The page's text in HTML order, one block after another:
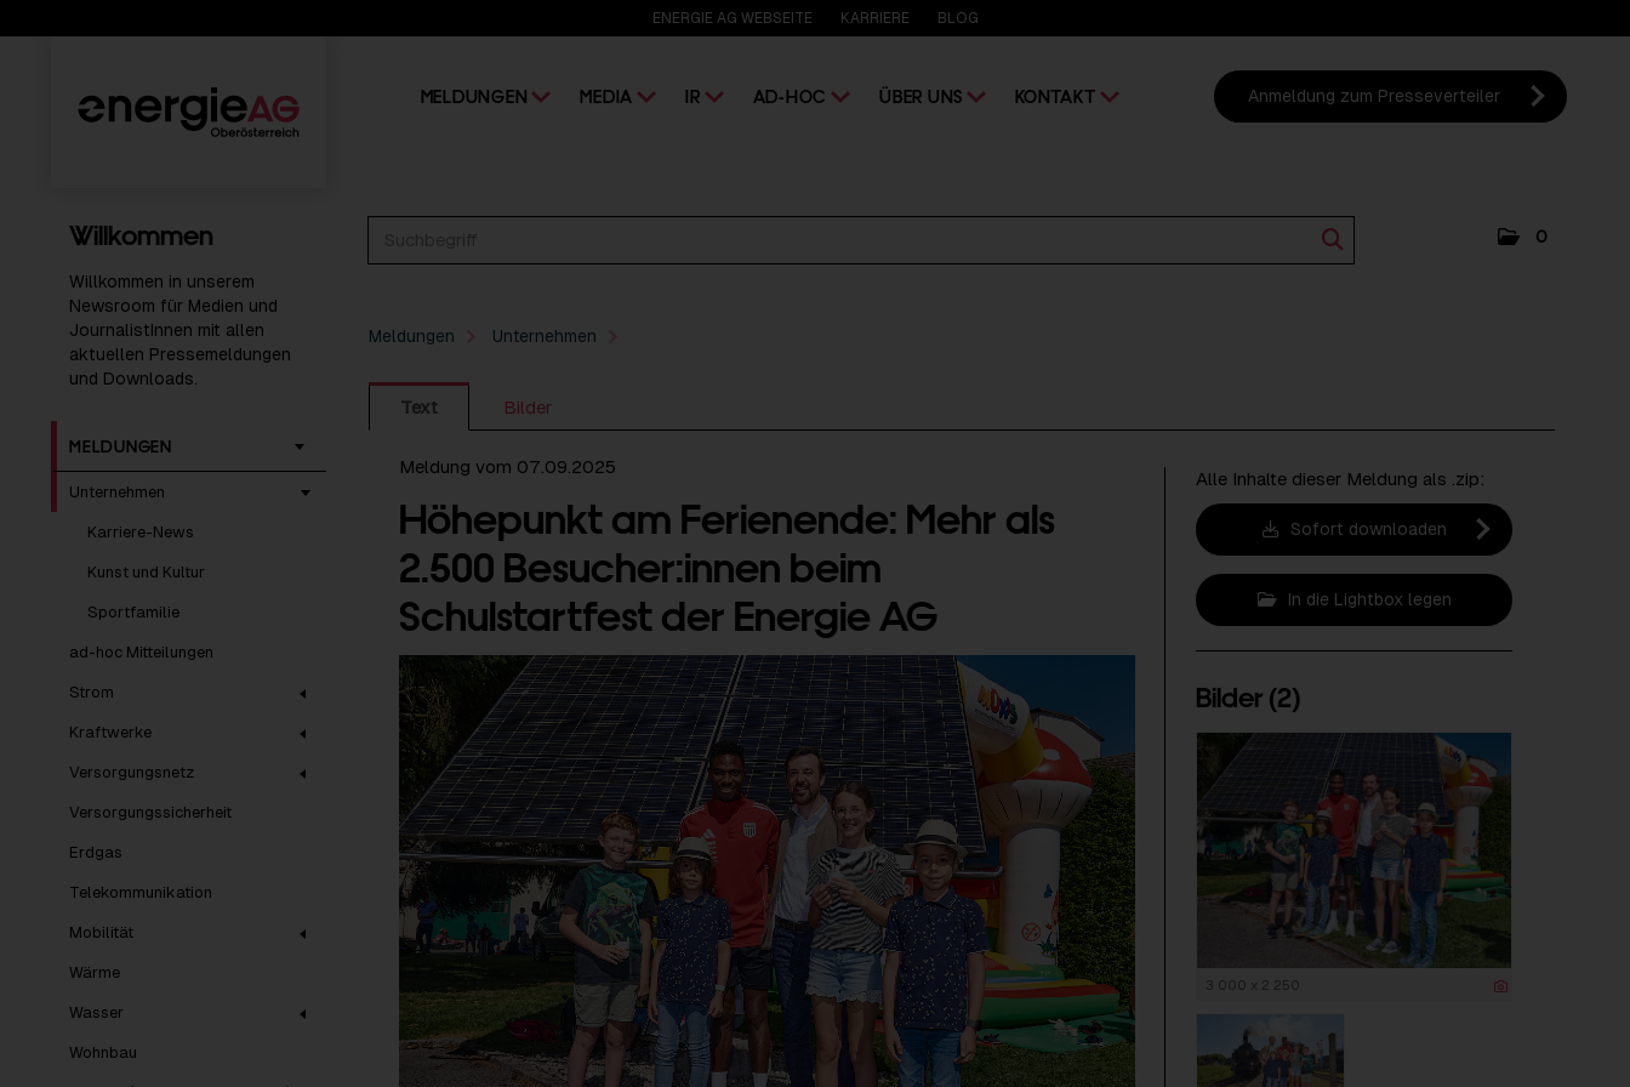
ENERGIE AG WEBSEITE KARRIERE BLOG
MELDUNGEN MEDIA IR AD-HOC ÜBER UNS KONTAKT Anmeldung zum Presseverteiler
0
Willkommen
Willkommen in unserem
Newsroom für Medien und
JournalistInnen mit allen
aktuellen Pressemeldungen
und Downloads.
MELDUNGEN
Unternehmen
Karriere-News
Kunst und Kultur
Sportfamilie
ad-hoc Mitteilungen
Strom
Kraftwerke
Versorgungsnetz
Versorgungssicherheit
Erdgas
Telekommunikation
Mobilität
Wärme
Wasser
Wohnbau
Meldungen Unternehmen
Text Bilder
Meldung vom 07.09.2025
Höhepunkt am Ferienende: Mehr als
2.500 Besucher:innen beim
Schulstartfest der Energie AG
Alle Inhalte dieser Meldung als .zip:
Sofort downloaden
In die Lightbox legen
Bilder (2)
3 000 x 2 250